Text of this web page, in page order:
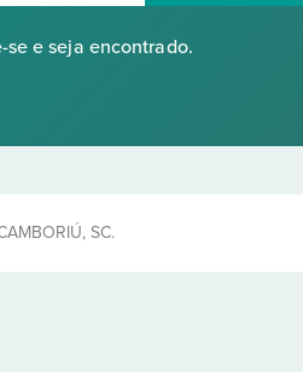
e seja encontrado.
SC.